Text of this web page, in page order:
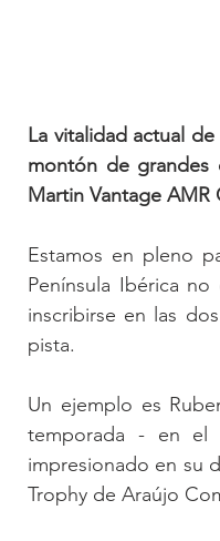
La vitalidad actual
montón de grandes
Martin Vantage AMR
Estamos en pleno
Península Ibérica
inscribirse en las
pista.
Un ejemplo es
temporada - en el
impresionado en su
Trophy de Araújo